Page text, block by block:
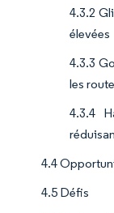
4.3.2
élevées
4.3.3
les
4.3.4
4.4
4.5 Défis